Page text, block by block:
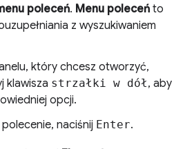
poleceń. Menu poleceń to
z wyszukiwaniem
który chcesz otworzyć,
klawisza strzałki w dół, aby
opcji.
naciśnij Enter.